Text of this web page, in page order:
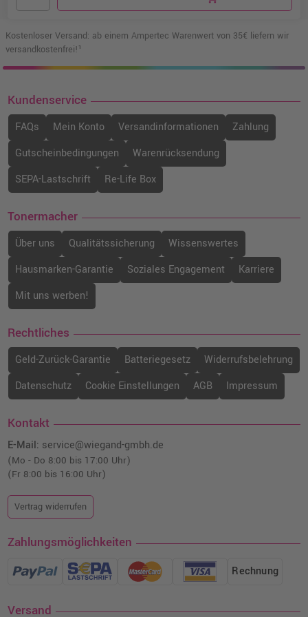
Kostenloser Versand: ab einem Ampertec Warenwert von 35€ liefern wir
versandkostenfrei!¹
Kundenservice
FAQs Mein Konto Versandinformationen
Zahlung
Gutscheinbedingungen
Warenrücksendung
SEPA-Lastschrift
Re-Life Box
Tonermacher
Über uns Qualitätssicherung
Wissenswertes
Hausmarken-Garantie
Soziales Engagement
Karriere
Mit uns werben!
Rechtliches
Geld-Zurück-Garantie Batteriegesetz
Widerrufsbelehrung
Datenschutz
Cookie Einstellungen AGB Impressum
Kontakt
E-Mail: service@wiegand-gmbh.de
(Mo - Do 8:00 bis 17:00 Uhr)
(Fr 8:00 bis 16:00 Uhr)
Vertrag widerrufen
Zahlungsmöglichkeiten
Rechnung
Versand